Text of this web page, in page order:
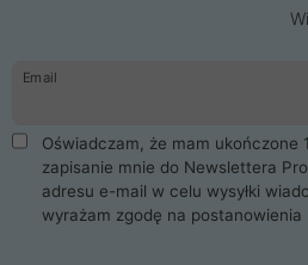
Email
Oświadczam, że mam ukończone
zapisanie mnie do Newslettera
adresu e-mail w celu wysyłki
wyrażam zgodę na postanowienia